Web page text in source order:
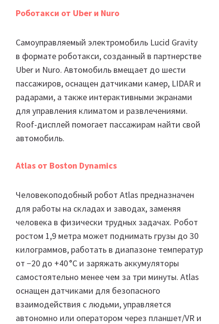
Роботакси от Uber и Nuro
Самоуправляемый электромобиль Lucid Gravity
в формате роботакси, созданный в партнерстве
Uber и Nuro. Автомобиль вмещает до шести
пассажиров, оснащен датчиками камер, LIDAR и
радарами, а также интерактивными экранами
для управления климатом и развлечениями.
Roof-дисплей помогает пассажирам найти свой
автомобиль.
Atlas от Boston Dynamics
Человекоподобный робот Atlas предназначен
для работы на складах и заводах, заменяя
человека в физически трудных задачах. Робот
ростом 1,9 метра может поднимать грузы до 30
килограммов, работать в диапазоне температур
от −20 до +40 °C и заряжать аккумуляторы
самостоятельно менее чем за три минуты. Atlas
оснащен датчиками для безопасного
взаимодействия с людьми, управляется
автономно или оператором через планшет/VR и